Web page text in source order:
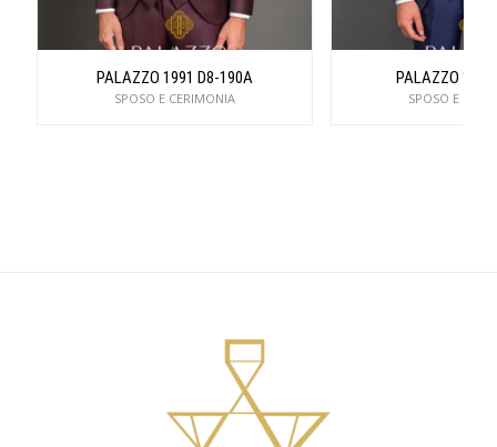
PALAZZO 1991 D8-190A
SPOSO E CERIMONIA
PALAZZO
SPOSO E